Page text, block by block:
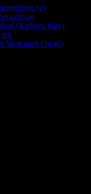
(2)
(Karlovy Vary)
West nach Ost (6)